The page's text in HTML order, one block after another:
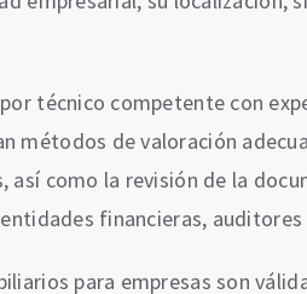
técnico competente con
métodos de valoración
así como la revisión de la
financieras,
para empresas son